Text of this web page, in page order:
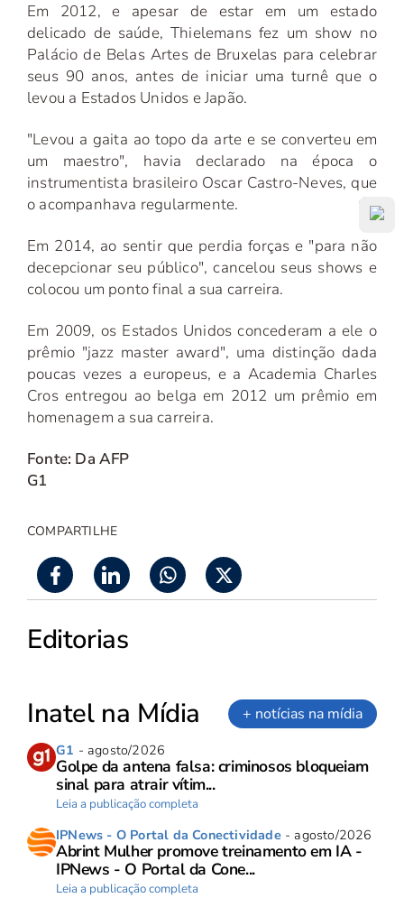
Em 2012, e apesar de estar em um estado
delicado de saúde, Thielemans fez um show no
Palácio de Belas Artes de Bruxelas para celebrar
seus 90 anos, antes de iniciar uma turnê que o
levou a Estados Unidos e Japão.
"Levou a gaita ao topo da arte e se converteu em
um maestro", havia declarado na época o
instrumentista brasileiro Oscar Castro-Neves, que
o acompanhava regularmente.
Em 2014, ao sentir que perdia forças e "para não
decepcionar seu público", cancelou seus shows e
colocou um ponto final a sua carreira.
Em 2009, os Estados Unidos concederam a ele o
prêmio "jazz master award", uma distinção dada
poucas vezes a europeus, e a Academia Charles
Cros entregou ao belga em 2012 um prêmio em
homenagem a sua carreira.
Fonte: Da AFP
G1
COMPARTILHE
Editorias
Inatel na Mídia + notícias na mídia
G1 - agosto/2026
Golpe da antena falsa: criminosos bloqueiam
sinal para atrair vítim...
Leia a publicação completa
IPNews - O Portal da Conectividade- agosto/2026
Abrint Mulher promove treinamento em IA -
IPNews - O Portal da Cone...
Leia a publicação completa